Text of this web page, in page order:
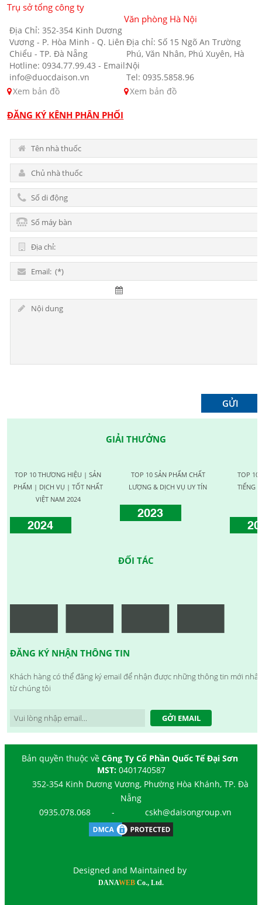
Trụ sở tổng công ty
Địa Chỉ: 352-354 Kinh Dương
Vương - P. Hòa Minh - Q. Liên
Chiểu - TP. Đà Nẵng
Hotline: 0934.77.99.43 - Email:
info@duocdaison.vn
Xem bản đồ
Văn phòng Hà Nội
Địa chỉ: Số 15 Ngõ An Trường
Phú, Văn Nhân, Phú Xuyên, Hà
Nội
Tel: 0935.5858.96
Xem bản đồ
ĐĂNG KÝ KÊNH PHÂN PHỐI
GIẢI THƯỞNG
TOP 10 THƯƠNG HIỆU | SẢN
PHẨM | DỊCH VỤ | TỐT NHẤT
VIỆT NAM 2024
2024
TOP 10 SẢN PHẨM CHẤT
LƯỢNG & DỊCH VỤ UY TÍN
2023
TOP 10
TIẾNG
ĐỐI TÁC
ĐĂNG KÝ NHẬN THÔNG TIN
Khách hàng có thể đăng ký email để nhận được những thông tin mới nhất
từ chúng tôi
GỞI EMAIL
Bản quyền thuộc về Công Ty Cổ Phần Quốc Tế Đại Sơn
MST: 0401740587
352-354 Kinh Dương Vương, Phường Hòa Khánh, TP. Đà
Nẵng
0935.078.068
- cskh@daisongroup.vn
Designed and Maintained by
DANAWEB Co., Ltd.